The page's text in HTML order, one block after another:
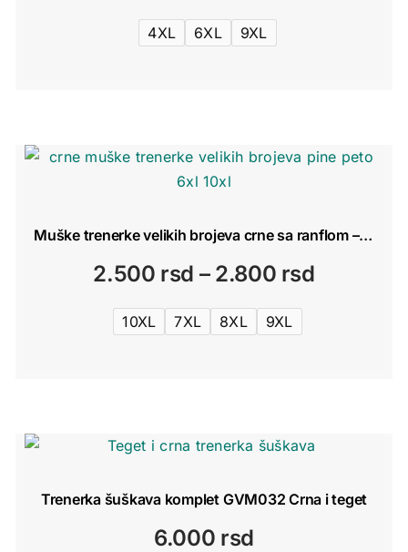
4XL 6XL 9XL
Muške trenerke velikih brojeva crne sa ranflom – Pine Peto 6XL–10XL
2.500 rsd – 2.800 rsdRaspon
10XL 7XL 8XL 9XL
Trenerka šuškava komplet GVM032 Crna i teget
6.000 rsd